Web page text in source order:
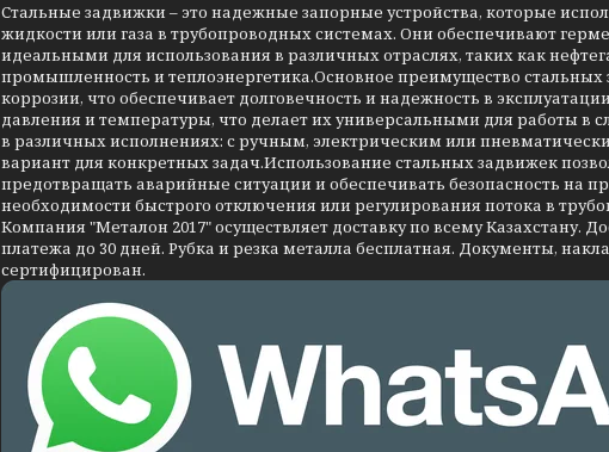
Стальные задвижки – это надежные запорные устройства, которые
жидкости или газа в трубопроводных системах. Они обеспечивают
идеальными для использования в различных отраслях, таких как
промышленность и теплоэнергетика.Основное преимущество стальных
коррозии, что обеспечивает долговечность и надежность в
давления и температуры, что делает их универсальными для работы в
в различных исполнениях: с ручным, электрическим или
вариант для конкретных задач.Использование стальных задвижек
предотвращать аварийные ситуации и обеспечивать безопасность
необходимости быстрого отключения или регулирования потока в
Компания "Металон 2017" осуществляет доставку по всему Казахстану.
платежа до 30 дней. Рубка и резка металла бесплатная. Документы,
сертифицирован.